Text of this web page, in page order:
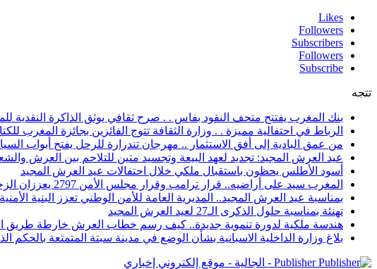
Likes
Followers
Subscribers
Followers
Subscribe
تتجه
بنك المغرب يفتتح متحف النقود بفاس . . صرح ثقافي يوثق الذاكرة النقدية
الرباط في احتفالية مميزة . . وزارة الثقافة تتوج الفائزين بجائزة المغرب للكتاب
من عمق البادية إلى أفق الاستثمار .. مهرجان تندرارة للرحل يفتح أبواب
عيد العرش المجيد: تجديد لعهد البيعة وتجسيد متين للتلاحم بين العرش
أسود الأطلس يحظون باستقبال ملكي خلال احتفالات عيد العرش المجيد
المغرب سيد على أراضيه.. قرار ترامب وقرار مجلس الأمن 2797 يعززان الزخم الدبلوماسي
بمناسبة عيد العرش المجيد.. المديرية العامة للأمن الوطني تعزز البنية
تهنئة بمناسبة حلول الذكرى الـ27 لعيد العرش المجيد
هندسة ملكية لدورة تنموية جديدة.. كيف رسم خطاب العرش خارطة طريق
بلاغ وزارة الداخلية الاسبانية بشأن الوضع في مدينة سبتة المتمتعة بالحكم
Publisher - الجالية - موقع إلكتروني إخباري